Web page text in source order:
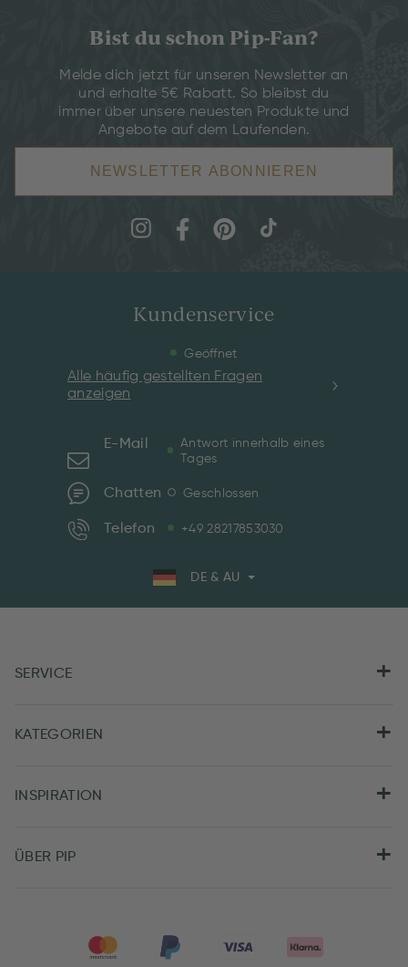
Bist du schon Pip-Fan?
Melde dich jetzt für unseren Newsletter an
und erhalte 5€ Rabatt. So bleibst du
immer über unsere neuesten Produkte und
Angebote auf dem Laufenden.
NEWSLETTER ABONNIEREN
Kundenservice
Geöffnet
Alle häufig gestellten Fragen
anzeigen
E-Mail
Antwort innerhalb eines
Tages
Chatten Geschlossen
Telefon +49 28217853030
DE & AU
SERVICE
KATEGORIEN
INSPIRATION
ÜBER PIP